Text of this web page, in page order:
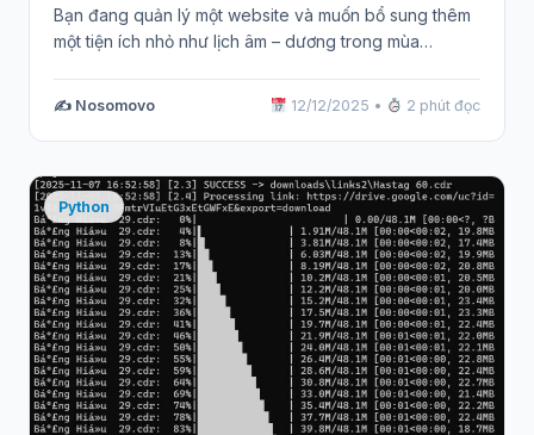
Bạn đang quản lý một website và muốn bổ sung thêm
một tiện ích nhỏ như lịch âm – dương trong mùa…
✍️ Nosomovo 12/12/2025 • 2 phút đọc
Python